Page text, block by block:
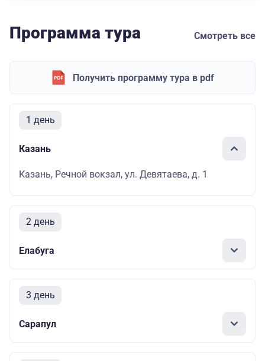
Программа тура Смотреть все
Получить программу тура в pdf
1 день
Казань
Казань, Речной вокзал, ул. Девятаева, д. 1
2 день
Елабуга
3 день
Сарапул